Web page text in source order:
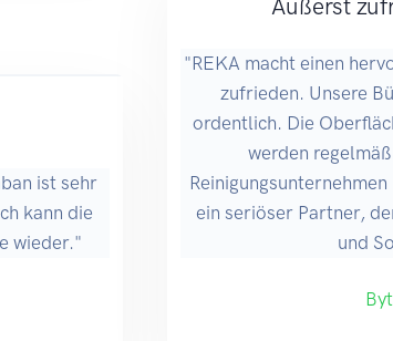
ist sehr
kann die
wieder."
Äußerst
"REKA macht einen
zufrieden. Unsere
ordentlich. Die
werden
ein seriöser Partner,
und